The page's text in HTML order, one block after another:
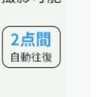
GoodCAMPFIRE Creation
税machi-yaコミュニティ